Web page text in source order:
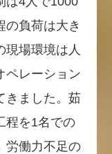
の負荷は大き
現場環境は人
ペレーション
きました。茹
程を1名での
労働力不足の